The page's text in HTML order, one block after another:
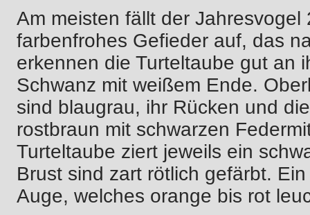
Am meisten fällt der
farbenfrohes Gefieder auf, das
erkennen die Turteltaube gut an
Schwanz mit weißem Ende.
sind blaugrau, ihr Rücken und
rostbraun mit schwarzen
Turteltaube ziert jeweils ein
Brust sind zart rötlich gefärbt.
Auge, welches orange bis rot